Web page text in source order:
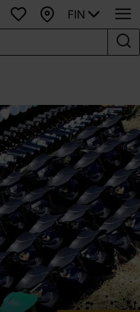
SuosikitKartta
FIN